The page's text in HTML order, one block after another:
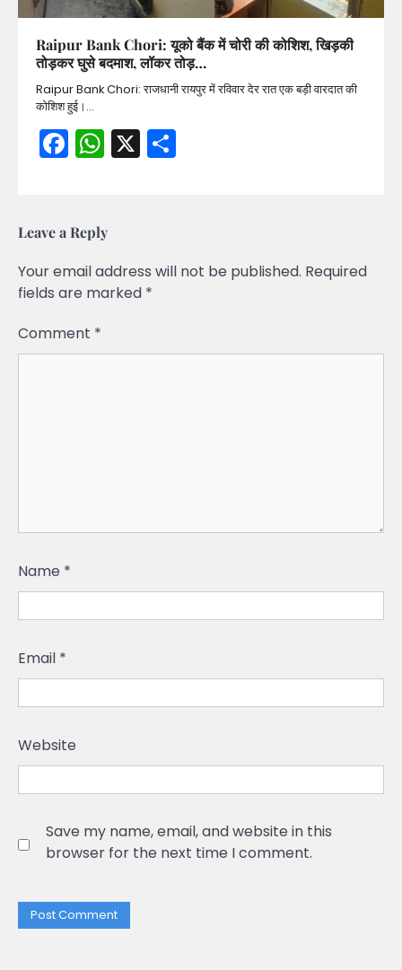
Raipur Bank Chori: यूको बैंक में चोरी की कोशिश, खिड़की
तोड़कर घुसे बदमाश, लॉकर तोड़…
Raipur Bank Chori: राजधानी रायपुर में रविवार देर रात एक बड़ी वारदात की
कोशिश हुई।…
Facebook
WhatsApp
X
Leave a Reply
Your email address will not be published. Required
fields are marked *
Comment *
Name *
Email *
Website
Save my name, email, and website in this
browser for the next time I comment.